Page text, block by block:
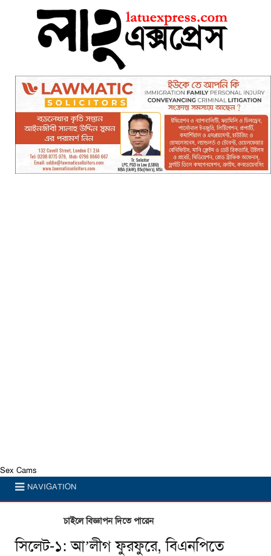
Sex Cams
NAVIGATION
চাইলে বিজ্ঞাপন দিতে পারেন
সিলেট-১: আ’লীগ ফুরফুরে, বিএনপিতে